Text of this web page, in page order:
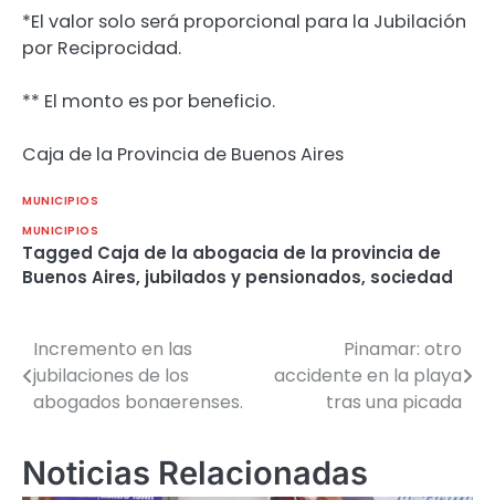
*El valor solo será proporcional para la Jubilación
por Reciprocidad.
** El monto es por beneficio.
Caja de la Provincia de Buenos Aires
MUNICIPIOS
MUNICIPIOS
Tagged Caja de la abogacia de la provincia de
Buenos Aires, jubilados y pensionados, sociedad
Navegación
de
Incremento en las
jubilaciones de los
abogados bonaerenses.
Pinamar: otro
accidente en la playa
tras una picada
Noticias Relacionadas